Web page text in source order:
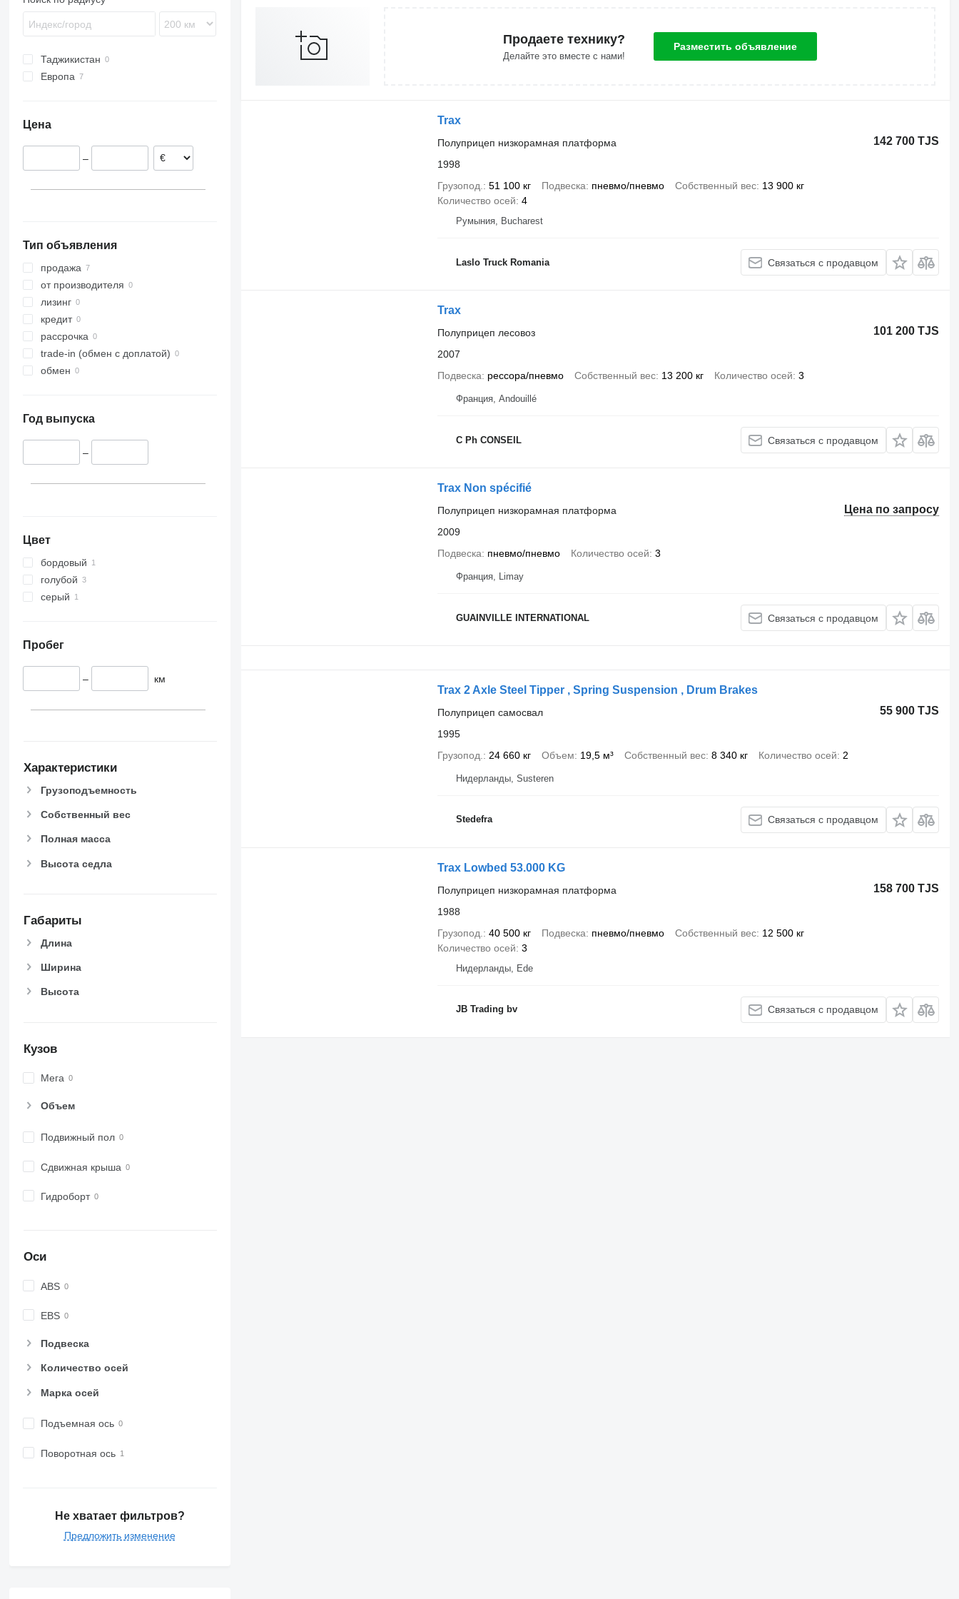
Таджикистан
Европа
Польша
Венгрия
Цена
–
Тип объявления
продажа
от производителя
лизинг
кредит
рассрочка
trade-in (обмен с доплатой)
обмен
Год выпуска
–
Цвет
бордовый
голубой
серый
Пробег
– км
Характеристики
Грузоподъемность
Собственный вес
Полная масса
Высота седла
Габариты
Длина
Ширина
Высота
Кузов
Мега
Объем
Подвижный пол
Сдвижная крыша
Гидроборт
Оси
ABS
EBS
Подвеска
Количество осей
Марка осей
Подъемная ось
Поворотная ось
Не хватает фильтров?
Предложить изменение
Продаете технику?
Делайте это вместе с нами!
Разместить объявление
Trax
142 700 TJS
Полуприцеп низкорамная платформа
1998
Грузопод.
51 100 кг Подвеска пневмо/пневмо Собственный вес 13 900 кг
Количество осей 4
Румыния, Bucharest
Laslo Truck Romania Связаться с продавцом
Trax
101 200 TJS
Полуприцеп лесовоз
2007
Подвеска
рессора/пневмо Собственный вес 13 200 кг Количество осей 3
Франция, Andouillé
C Ph CONSEIL Связаться с продавцом
Trax Non spécifié
Цена по запросу
Полуприцеп низкорамная платформа
2009
Подвеска
пневмо/пневмо Количество осей 3
Франция, Limay
GUAINVILLE INTERNATIONAL Связаться с продавцом
Trax 2 Axle Steel Tipper , Spring Suspension , Drum Brakes
55 900 TJS
Полуприцеп самосвал
1995
Грузопод.
24 660 кг Объем 19,5 м³ Собственный вес 8 340 кг Количество осей 2
Нидерланды, Susteren
Stedefra Связаться с продавцом
Trax Lowbed 53.000 KG
158 700 TJS
Полуприцеп низкорамная платформа
1988
Грузопод.
40 500 кг Подвеска пневмо/пневмо Собственный вес 12 500 кг
Количество осей 3
Нидерланды, Ede
JB Trading bv Связаться с продавцом